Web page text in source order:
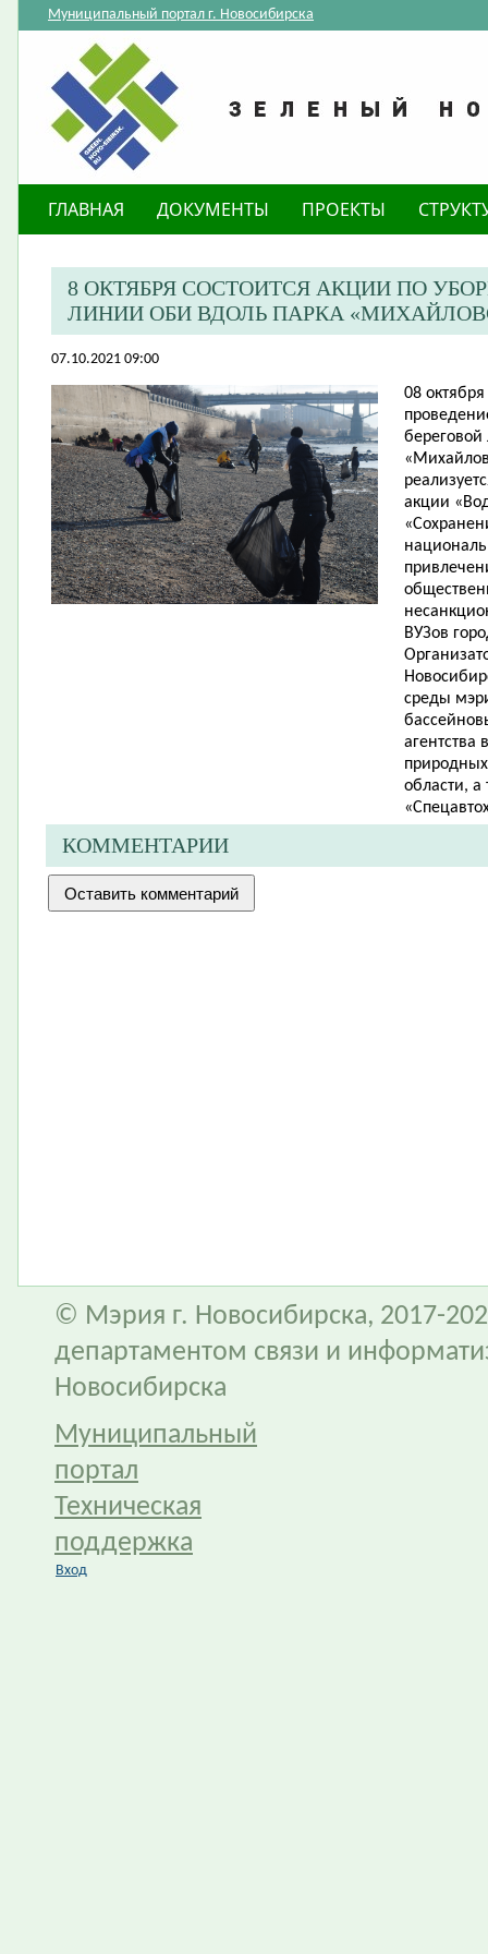
Муниципальный портал г. Новосибирска
ГЛАВНАЯ ДОКУМЕНТЫ ПРОЕКТЫ
8 ОКТЯБРЯ СОСТОИТСЯ АКЦИИ ПО
ЛИНИИ ОБИ ВДОЛЬ ПАРКА
07.10.2021 09:00
08
акции
ВУЗов
среды
агентства
области,
КОММЕНТАРИИ
© Мэрия г. Новосибирска, 2017-
департаментом связи и
Новосибирска
Муниципальный
портал
Техническая
поддержка
Вход